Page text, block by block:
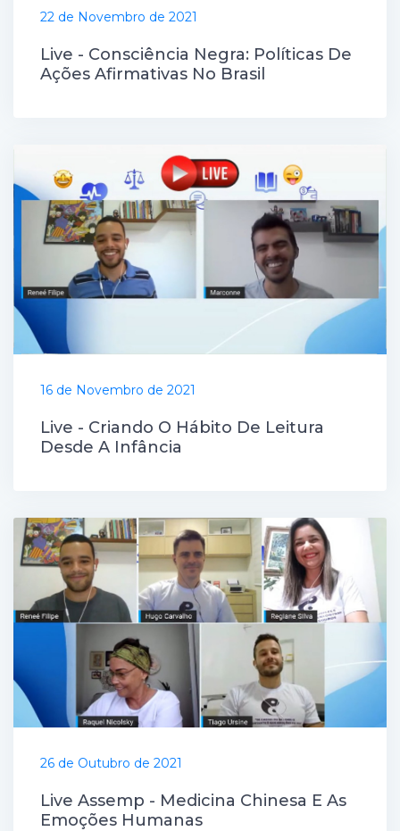
22 de Novembro de 2021
Live - Consciência Negra: Políticas De
Ações Afirmativas No Brasil
16 de Novembro de 2021
Live - Criando O Hábito De Leitura
Desde A Infância
26 de Outubro de 2021
Live Assemp - Medicina Chinesa E As
Emoções Humanas